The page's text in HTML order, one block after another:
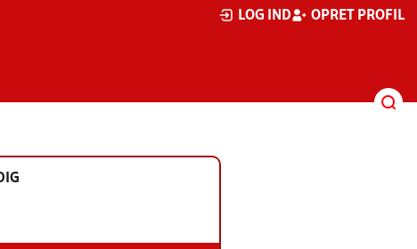
LOG IND OPRET PROFIL